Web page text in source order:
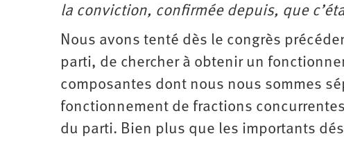
la conviction, confirmée depuis, que
Nous avons tenté dès le congrès
parti, de chercher à obtenir un
composantes dont nous nous sommes
fonctionnement de fractions
du parti. Bien plus que les importants